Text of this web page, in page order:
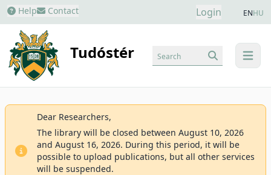
Help Contact Login ENHU
Tudóstér menu
Search
Dear Researchers,
The library will be closed between August 10, 2026
and August 16, 2026. During this period, it will be
possible to upload publications, but all other services
will be suspended.